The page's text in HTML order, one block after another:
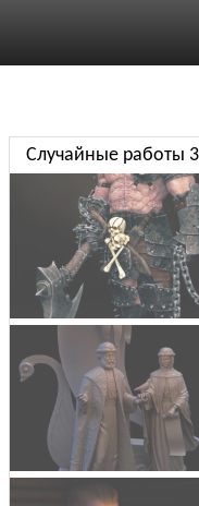
Случайные работы